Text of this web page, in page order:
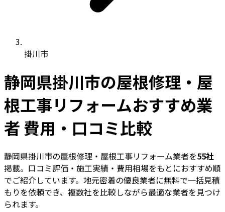
掛川市
静岡県掛川市の屋根修理・屋
根工事リフォームおすすめ業
者 費用・口コミ比較
静岡県掛川市の屋根修理・屋根工事リフォーム業者を55社
掲載。口コミ評価・施工実績・費用相場をもとにおすすめ順
でご紹介しています。地元密着の優良業者に無料で一括見積
もりを依頼でき、複数社を比較しながら最適な業者を見つけ
られます。